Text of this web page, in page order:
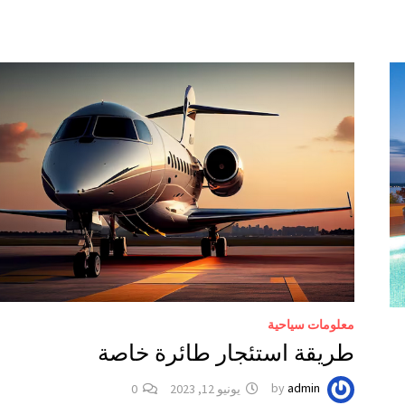
معلومات سياحية
طريقة استئجار طائرة خاصة
byadmin يونيو 12, 2023 0